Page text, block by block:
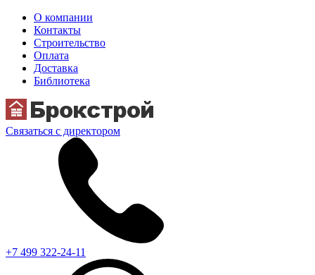
О компании
Контакты
Строительство
Оплата
Доставка
Библиотека
Связаться с директором
+7 499 322-24-11